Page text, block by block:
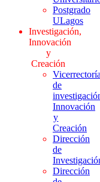
Postgrado
ULagos
Investigación,
Innovación
y
Creación
Vicerrectoría
de
Innovación
y
Creación
Dirección
de
Dirección